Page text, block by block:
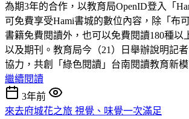
為期3年的合作，以教育局OpenID登入「
可免費享受Hami書城的數位內容，除「布
書籍免費閱讀外，也可以免費閱讀180種以
以及期刊。教育局今（21）日舉辦說明記
協力，共創「綠色閱讀」台南閱讀教育新模
繼續閱讀
3年前
來去府城花之旅 視覺、味覺一次滿足